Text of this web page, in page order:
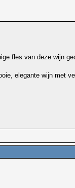
fles van deze wijn
elegante wijn met